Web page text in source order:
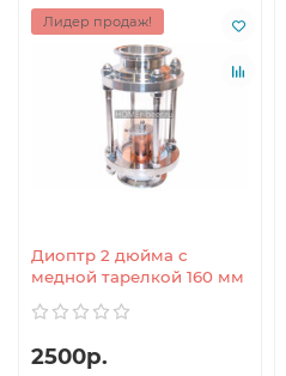
Лидер продаж!
Диоптр 2 дюйма с
медной тарелкой 160 мм
2500р.